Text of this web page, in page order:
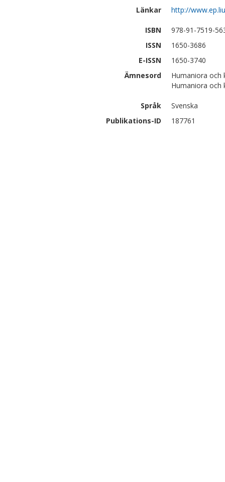
Länkar
http://
ISBN
978-91-7519-
ISSN
1650-3686
E-ISSN
1650-3740
Ämnesord
Humaniora
Humaniora
Språk
Svenska
Publikations-ID
187761